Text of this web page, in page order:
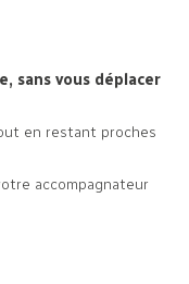
sans vous déplacer
en restant proches
accompagnateur